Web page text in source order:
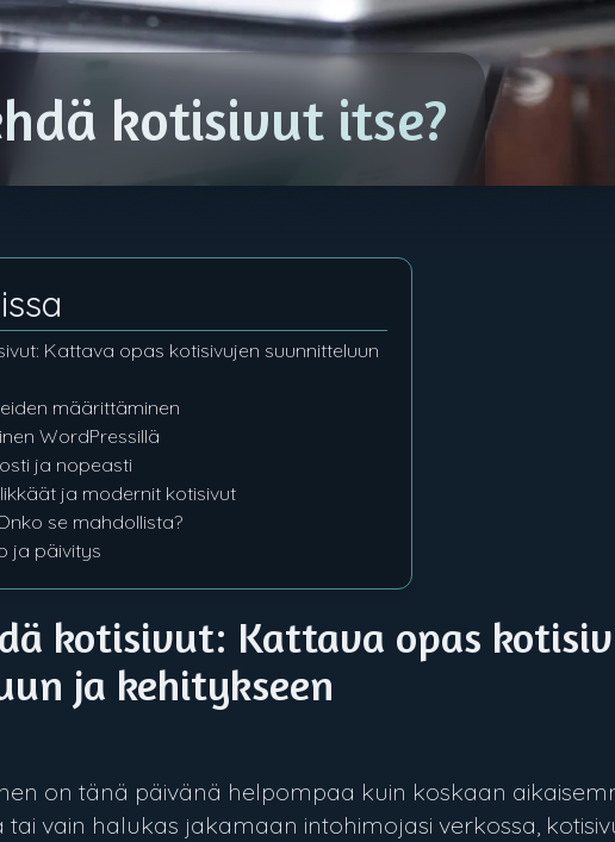
kotisivut itse?
Kattava opas kotisivujen suunnitteluun
määrittäminen
WordPressillä
ja nopeasti
ja modernit kotisivut
se mahdollista?
ja päivitys
kotisivut: Kattava opas
ja kehitykseen
on tänä päivänä helpompaa kuin koskaan
tai vain halukas jakamaan intohimojasi verkossa,